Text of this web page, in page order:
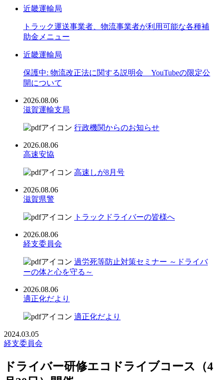
近畿運輸局
トラック運送事業者、物流事業者が利用可能な各種補
助金メニュー
近畿運輸局
保護中: 物流改正法に関する説明会 YouTubeの限定公
開について
2026.08.06
滋賀運輸支局
行政機関からのお知らせ
2026.08.06
高速安協
高速しが8月号
2026.08.06
滋賀県警
トラックドライバーの皆様へ
2026.08.06
経支委員会
過労死等防止対策セミナー ～ドライバ
ーの体と心を守る～
2026.08.06
適正化だより
適正化だより
2024.03.05
経支委員会
ドライバー研修エコドライブコース（4